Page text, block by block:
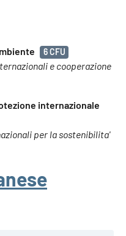
6 CFU
e cooperazione
internazionale
per la sostenibilita'